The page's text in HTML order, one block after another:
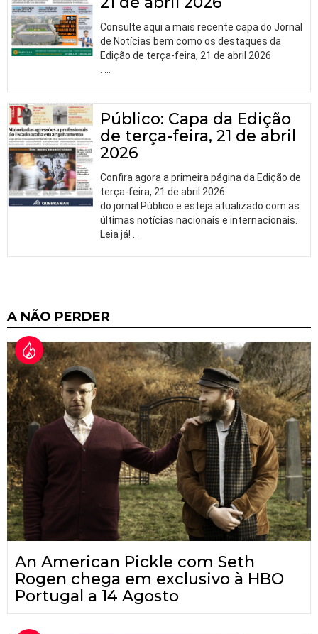
Consulte aqui a mais recente capa do Jornal
de Notícias bem como os destaques da
Edição de terça-feira, 21 de abril 2026
Público: Capa da Edição
de terça-feira, 21 de abril
2026
Confira agora a primeira página da Edição de
terça-feira, 21 de abril 2026
do jornal Público e esteja atualizado com as
últimas notícias nacionais e internacionais.
Leia já!
A NÃO PERDER
An American Pickle com Seth
Rogen chega em exclusivo à HBO
Portugal a 14 Agosto